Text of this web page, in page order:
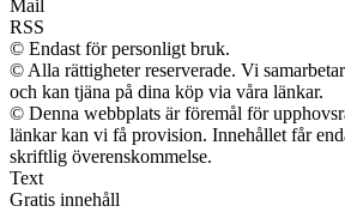
Mail
RSS
© Endast för personligt bruk.
© Alla rättigheter reserverade. Vi
och kan tjäna på dina köp via våra länkar.
© Denna webbplats är föremål för
länkar kan vi få provision. Innehållet får
skriftlig överenskommelse.
Text
Gratis innehåll